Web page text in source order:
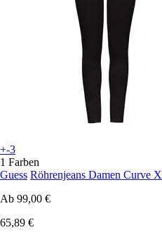
+-3
1 Farben
Guess Röhrenjeans Damen Curve X
Ab 99,00 €
65,89 €